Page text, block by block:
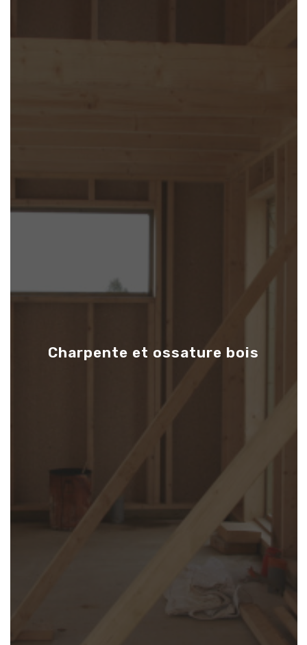
Charpente et ossature bois